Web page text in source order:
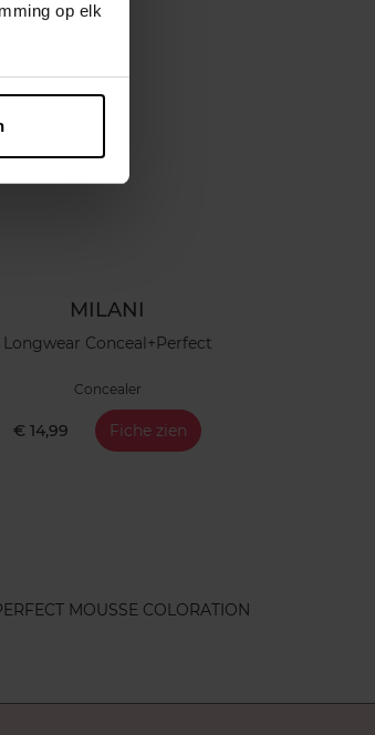
op elk
MILANI
Longwear Conceal+Perfect
Concealer
€ 14,99 Fiche zien
MOUSSE COLORATION